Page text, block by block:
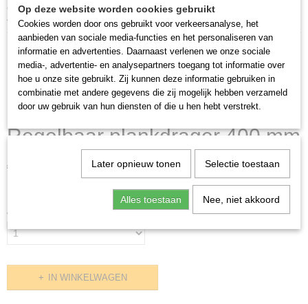
Home >RVS>Planken wandschappen>Regelbaar plankdrager
400 mm
Regelbaar plankdrager 400 mm
€ 30,00 (exclusief btw 21%)
Aantal
IN WINKELWAGEN
Op deze website worden cookies gebruikt
Cookies worden door ons gebruikt voor verkeersanalyse, het
aanbieden van sociale media-functies en het personaliseren van
informatie en advertenties. Daarnaast verlenen we onze sociale
media-, advertentie- en analysepartners toegang tot informatie over
hoe u onze site gebruikt. Zij kunnen deze informatie gebruiken in
combinatie met andere gegevens die zij mogelijk hebben verzameld
door uw gebruik van hun diensten of die u hen hebt verstrekt.
Later opnieuw tonen Selectie toestaan
Alles toestaan Nee, niet akkoord